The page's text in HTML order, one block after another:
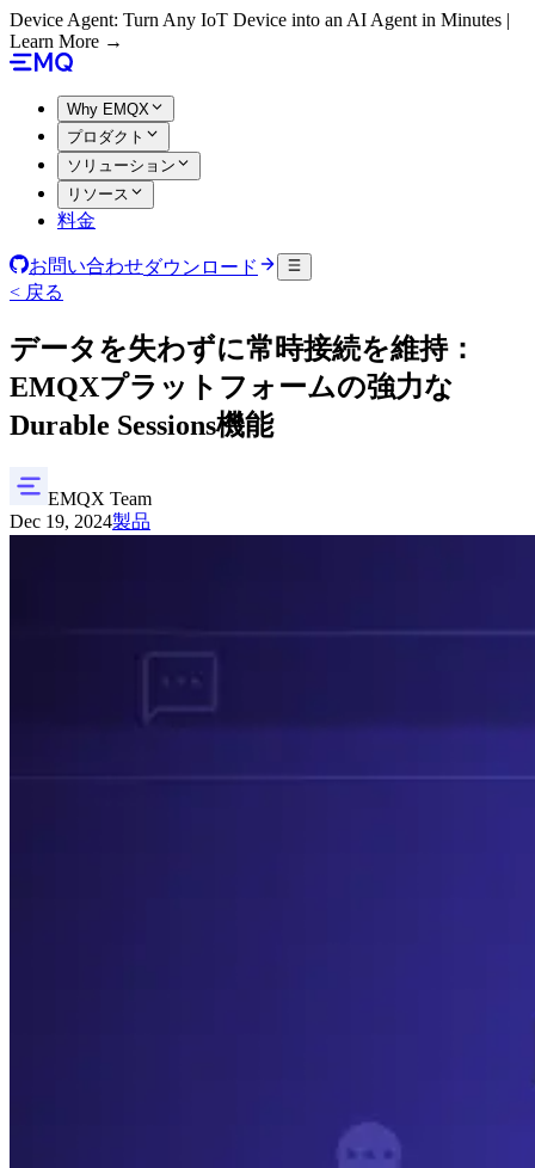
Device Agent: Turn Any IoT Device into an AI Agent in Minutes |
Learn More →
Why EMQX
プロダクト
ソリューション
リソース
料金
お問い合わせダウンロード
< 戻る
データを失わずに常時接続を維持：
EMQXプラットフォームの強力な
Durable Sessions機能
EMQX Team
Dec 19, 2024製品